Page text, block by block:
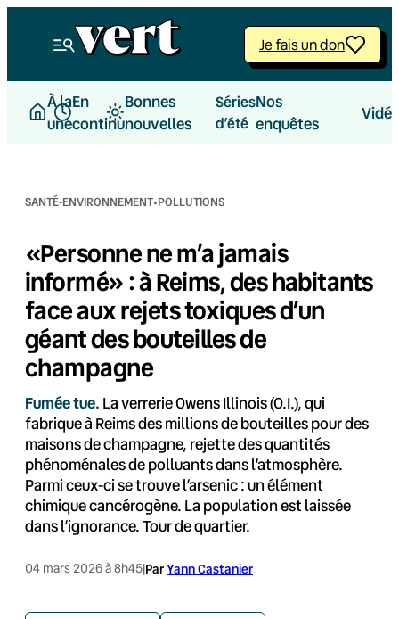
Je fais un don
À la
une
En
continu
Bonnes
nouvelles
Séries
d’été
Nos
enquêtes
SANTÉ-ENVIRONNEMENT·POLLUTIONS
«Personne ne m’a jamais
informé» : à Reims, des habitants
face aux rejets toxiques d’un
géant des bouteilles de
champagne
Fumée tue. La verrerie Owens Illinois (O.I.), qui
fabrique à Reims des millions de bouteilles pour des
maisons de champagne, rejette des quantités
phénoménales de polluants dans l’atmosphère.
Parmi ceux-ci se trouve l’arsenic : un élément
chimique cancérogène. La population est laissée
dans l’ignorance. Tour de quartier.
04 mars 2026 à 8h45|ParYann Castanier